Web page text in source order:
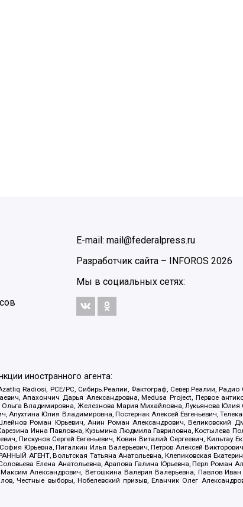
E-mail: mail@federalpress.ru
Разработчик сайта – INFOROS 2026
Мы в социальных сетях:
иностранного агента:
Radiosi, PCE/PC, Сибирь.Реалии, Фактограф, Север.Реалии, Радио
Апахончич Дарья Александровна, Medusa Project, Первое
Владимировна, Железнова Мария Михайловна, Лукьянова Юлия
Юлия Владимировна, Постернак Алексей Евгеньевич,
Роман Юрьевич, Анин Роман Александрович, Великовский
Инна Павловна, Кузьмина Людмила Гавриловна, Костылева
Пискунов Сергей Евгеньевич, Ковин Виталий Сергеевич, Кильтау
Юрьевна, Пигалкин Илья Валерьевич, Петров Алексей
АГЕНТ, Вольтская Татьяна Анатольевна, Клепиковская
Елена Анатольевна, Арапова Галина Юрьевна, Перл Роман
Александрович, Ветошкина Валерия Валерьевна, Павлов
Честные выборы, Нобелевский призыв, Еланчик Олег